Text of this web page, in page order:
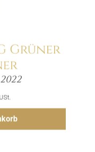
Grüner